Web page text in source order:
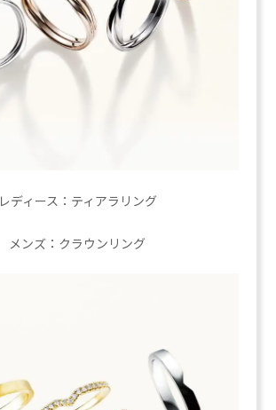
レディース：ティアラリング
メンズ：クラウンリング